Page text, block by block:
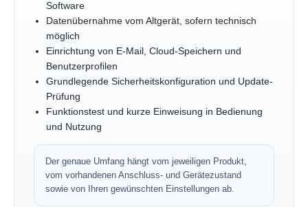
Software
Datenübernahme vom Altgerät, sofern technisch
möglich
Einrichtung von E-Mail, Cloud-Speichern und
Benutzerprofilen
Grundlegende Sicherheitskonfiguration und Update-
Prüfung
Funktionstest und kurze Einweisung in Bedienung
und Nutzung
Der genaue Umfang hängt vom jeweiligen Produkt,
vom vorhandenen Anschluss- und Gerätezustand
sowie von Ihren gewünschten Einstellungen ab.